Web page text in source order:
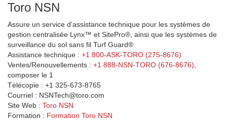
Toro NSN
Assure un service d'assistance technique pour les systèmes de
gestion centralisée Lynx™ et SitePro®, ainsi que les systèmes de
surveillance du sol sans fil Turf Guard®
Assistance technique : +1 800-ASK-TORO (275-8676)
Ventes/Renouvellements : +1 888-NSN-TORO (676-8676)
composer le 1
Télécopie : +1 325-673-8765
Courriel : NSNTech@toro.com
Site Web : Toro NSN
Formation : Formation Toro NSN